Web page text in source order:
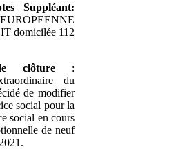
Suppléant:
domicilée 112
clôture:
du
de modifier
social pour la
social en cours
de neuf